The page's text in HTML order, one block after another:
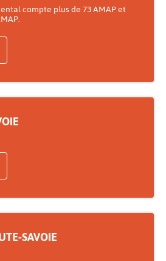
compte plus de 73 AMAP et
SAVOIE